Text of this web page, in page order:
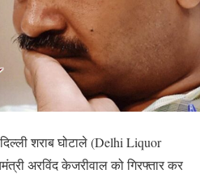
दिल्ली शराब घोटाले (Delhi Liquor
अरविंद केजरीवाल को गिरफ्तार कर